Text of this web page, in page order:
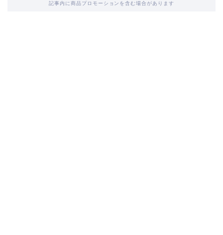
記事内に商品プロモーションを含む場合があります